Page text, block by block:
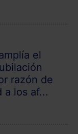
el
razón de
a los af...